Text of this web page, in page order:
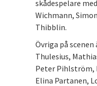
skådespelare
Wichmann,
Thibblin.
Övriga på
Thulesius,
Peter Pihlström,
Elina Partanen,